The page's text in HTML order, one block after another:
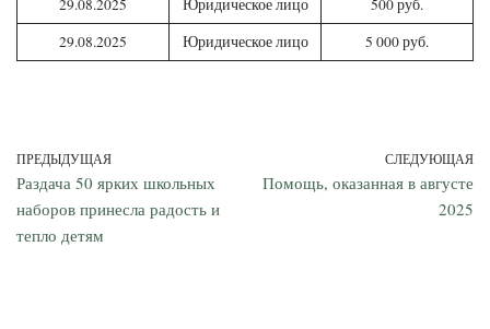
29.08.2025
Юридическое лицо
500 руб.
29.08.2025
Юридическое лицо 5 000 руб.
ПРЕДЫДУЩАЯ
Раздача 50 ярких школьных
наборов принесла радость и
тепло детям
СЛЕДУЮЩАЯ
Помощь, оказанная в августе
2025